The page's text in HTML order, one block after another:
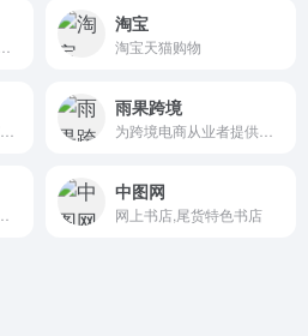
淘宝
淘宝天猫购物
雨果跨境
中图网
网上书店,尾货特色书店